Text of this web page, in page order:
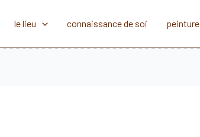
le lieu connaissance de soi peinture